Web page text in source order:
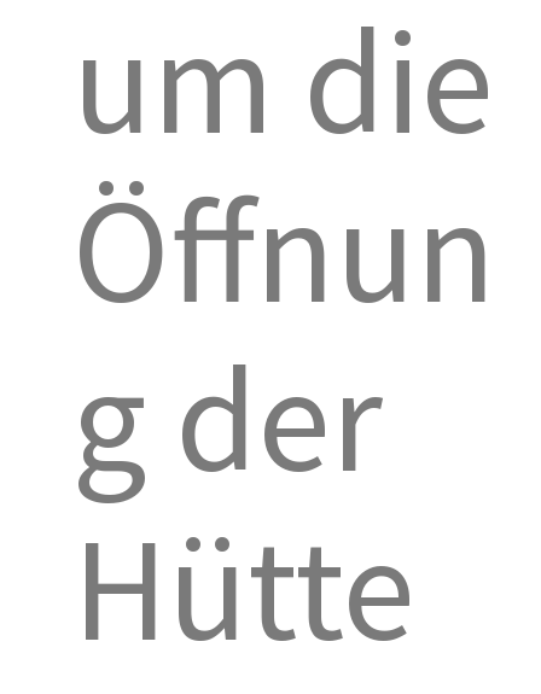
um die
Öffnun
g der
Hütte